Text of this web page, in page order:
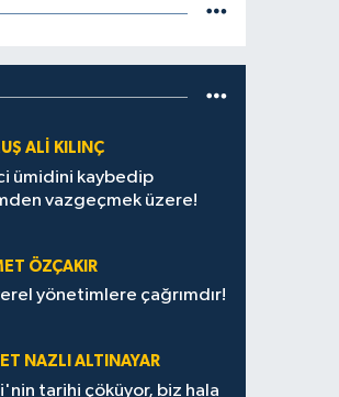
ALI KILINÇ
ümidini kaybedip
vazgeçmek üzere!
ÖZÇAKIR
yönetimlere çağrımdır!
NAZLI ALTINAYAR
tarihi çöküyor, biz hala